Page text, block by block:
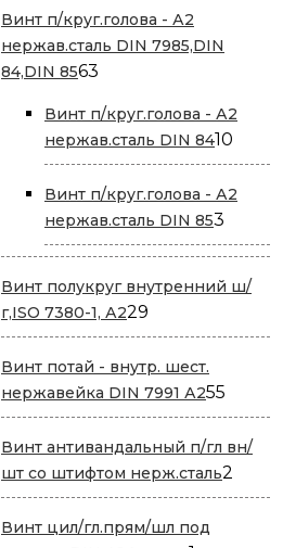
Винт п/круг.голова - А2
нержав.сталь DIN 7985,DIN
84,DIN 8563
Винт п/круг.голова - А2
нержав.сталь DIN 8410
Винт п/круг.голова - А2
нержав.сталь DIN 853
товара
Винт полукруг внутренний ш/
г,ISO 7380-1, А229
товаров
Винт потай - внутр. шест.
нержавейка DIN 7991 А255
Винт антивандальный п/гл вн/
шт со штифтом нерж.сталь2
Винт цил/гл.прям/шл под